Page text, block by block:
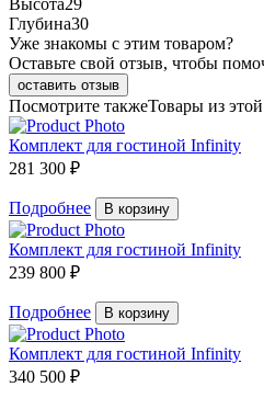
Высота29
Глубина30
Уже знакомы с этим товаром?
Оставьте свой отзыв, чтобы
оставить отзыв
Посмотрите такжеТовары из
Комплект для гостиной Infinity
281 300 ₽
Подробнее В корзину
Комплект для гостиной Infinity
239 800 ₽
Подробнее В корзину
Комплект для гостиной Infinity
340 500 ₽